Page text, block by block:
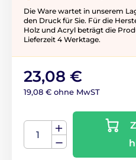
Die Ware wartet in unserem
den Druck für Sie. Für die
Holz und Acryl beträgt die
Lieferzeit 4 Werktage.
23,08 €
19,08 € ohne MwST